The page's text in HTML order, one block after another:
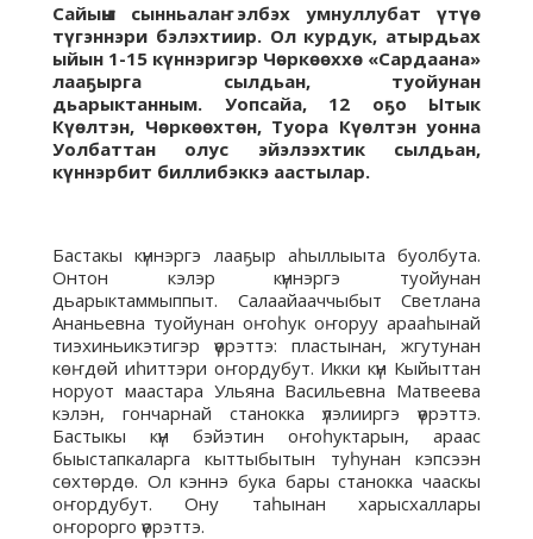
Сайыҥҥы сынньалаҥ элбэх умнуллубат үтүө
түгэннэри бэлэхтиир. Ол курдук, атырдьах
ыйын 1-15 күннэригэр Чөркөөххө «Сардаана»
лааҕырга сылдьан, туойунан
дьарыктанным. Уопсайа, 12 оҕо Ытык
Күөлтэн, Чөркөөхтөн, Туора Күөлтэн уонна
Уолбаттан олус эйэлээхтик сылдьан,
күннэрбит биллибэккэ аастылар.
Бастакы күннэргэ лааҕыр аһыллыыта буолбута.
Онтон кэлэр күннэргэ туойунан
дьарыктаммыппыт. Салаайааччыбыт Светлана
Ананьевна туойунан оҥоһук оҥоруу арааһынай
тиэхиньикэтигэр үөрэттэ: пластынан, жгутунан
көҥдөй иһиттэри оҥордубут. Икки күн Кыйыттан
норуот маастара Ульяна Васильевна Матвеева
кэлэн, гончарнай станокка үлэлииргэ үөрэттэ.
Бастыкы күн бэйэтин оҥоһуктарын, араас
быыстапкаларга кыттыбытын туһунан кэпсээн
сөхтөрдө. Ол кэннэ бука бары станокка чааскы
оҥордубут. Ону таһынан харысхаллары
оҥорорго үөрэттэ.